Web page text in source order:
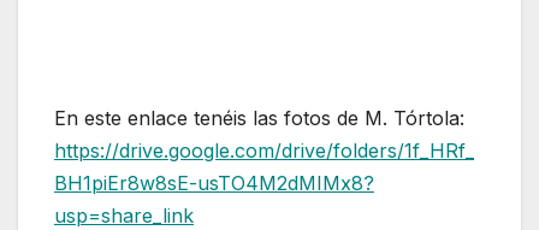
En este enlace tenéis las fotos de M. Tórtola:
https://drive.google.com/drive/folders/1f_HRf_
BH1piEr8w8sE-usTO4M2dMIMx8?
usp=share_link